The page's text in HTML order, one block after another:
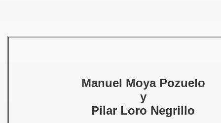
Manuel Moya Pozuelo
y
Pilar Loro Negrillo